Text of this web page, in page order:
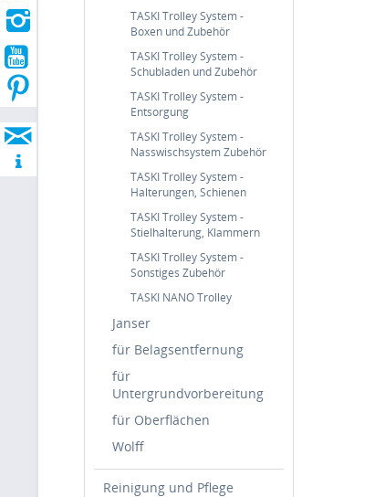
TASKI Trolley System -
Boxen und Zubehör
TASKI Trolley System -
Schubladen und Zubehör
TASKI Trolley System -
Entsorgung
TASKI Trolley System -
Nasswischsystem Zubehör
TASKI Trolley System -
Halterungen, Schienen
TASKI Trolley System -
Stielhalterung, Klammern
TASKI Trolley System -
Sonstiges Zubehör
TASKI NANO Trolley
Janser
für Belagsentfernung
für
Untergrundvorbereitung
für Oberflächen
Wolff
Reinigung und Pflege